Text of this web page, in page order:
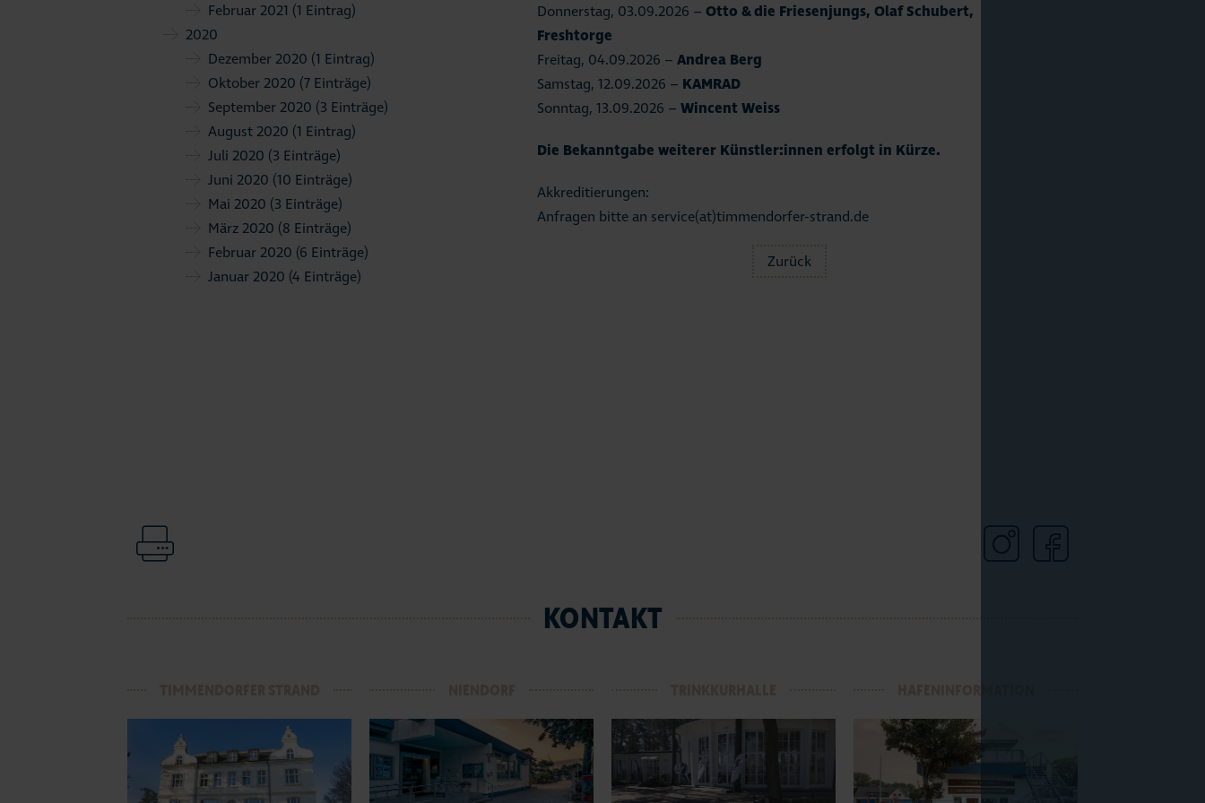
Februar 2021 (1 Eintrag)
2020
Dezember 2020 (1 Eintrag)
Oktober 2020 (7 Einträge)
September 2020 (3 Einträge)
August 2020 (1 Eintrag)
Juli 2020 (3 Einträge)
Juni 2020 (10 Einträge)
Mai 2020 (3 Einträge)
März 2020 (8 Einträge)
Februar 2020 (6 Einträge)
Januar 2020 (4 Einträge)
Donnerstag, 03.09.2026 – Otto & die Friesenjungs, Olaf Schubert,
Freshtorge
Freitag, 04.09.2026 – Andrea Berg
Samstag, 12.09.2026 – KAMRAD
Sonntag, 13.09.2026 – Wincent Weiss
Die Bekanntgabe weiterer Künstler:innen erfolgt in Kürze.
Akkreditierungen:
Anfragen bitte an service(at)timmendorfer-strand.de
Zurück
KONTAKT